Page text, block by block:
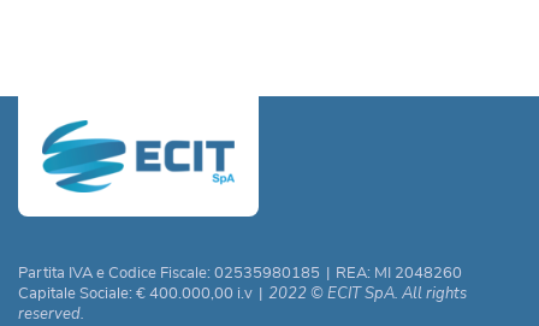
Partita IVA e Codice Fiscale: 02535980185
REA: MI 2048260
Capitale Sociale: € 400.000,00 i.v
2022 © ECIT SpA. All rights
reserved.